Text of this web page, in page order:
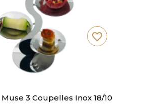
3 Coupelles Inox 18/10
favorite_border